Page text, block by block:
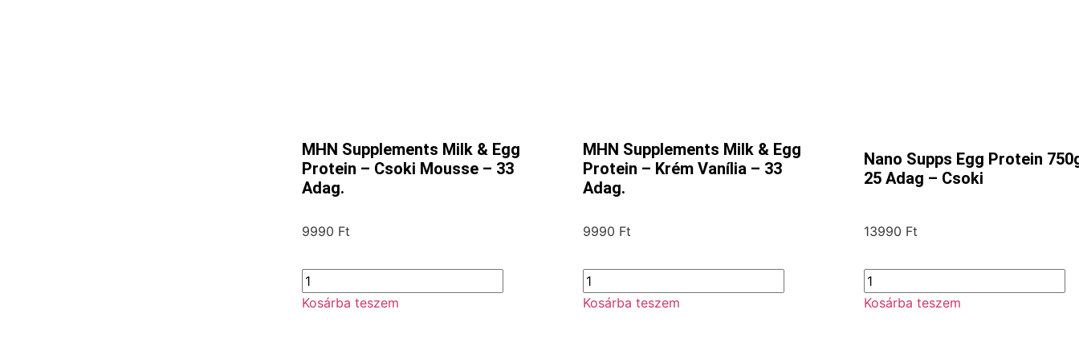
MHN Supplements Milk & Egg
Protein – Csoki Mousse – 33
Adag.
9990 Ft
Kosárba teszem
MHN Supplements Milk & Egg
Protein – Krém Vanília – 33
Adag.
9990 Ft
Kosárba teszem
Nano Supps Egg Protein
25 Adag – Csoki
13990 Ft
Kosárba teszem